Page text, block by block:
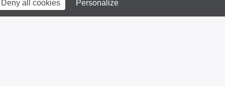
all cookies Personalize